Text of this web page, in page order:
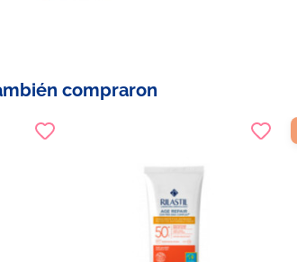
compraron